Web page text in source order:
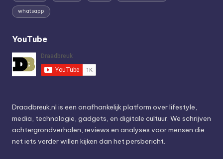
whatsapp
YouTube
Draadbreuk.nl is een onafhankelijk platform over lifestyle,
media, technologie, gadgets, en digitale cultuur. We schrijven
achtergrondverhalen, reviews en analyses voor mensen die
net iets verder willen kijken dan het persbericht.